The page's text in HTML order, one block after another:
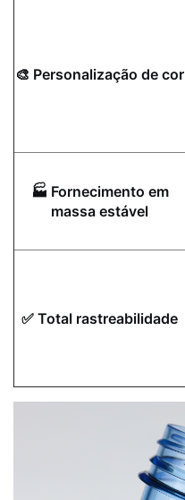
🎨 Personalização de cor
🏭 Fornecimento em
massa estável
✅ Total rastreabilidade